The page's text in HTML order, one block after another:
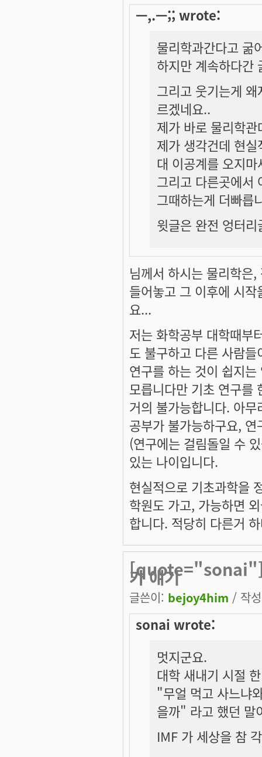
ㅡ,.ㅡ;; wrote:
물리학과간다고 굶
하지만 계속하다간
그리고 웃기는게
르겠네요..
제가 바로 물리학관
제가 생각건데 현
대 이공계를 오지마
그리고 다른곳에서
그때하는게 더빠릅
윗글은 완전 엉터
님께서 하시는 물리학은
들어놓고 그 이후에 시
요...
저는 화학공부 대학때부
도 불구하고 다른 사람
연구를 하는 것이 쉽지
모릅니다만 기초 연구를
거의 불가능합니다. 아
공부가 불가능하구요,
(연구에는 걸림돌일 수
있는 나이입니다.
현실적으로 기초과학을
학원도 가고, 가능하면
합니다. 적당히 다른거
[quote="sonai"]
가 얘기
글쓴이: bejoy4him / 작
sonai wrote:
멋지군요.
대학 새내기 시절
"무얼 먹고 사느냐
을까" 라고 했던 말
IMF 가 세상을 참